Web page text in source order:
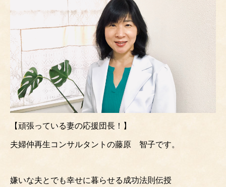
【頑張っている妻の応援団長！】
夫婦仲再生コンサルタントの藤原 智子です。
嫌いな夫とでも幸せに暮らせる成功法則伝授